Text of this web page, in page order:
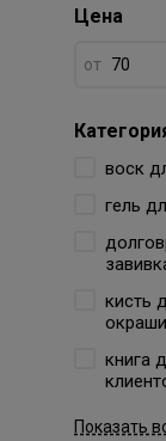
Цена
от
воск
гель
кисть
книга
Показать